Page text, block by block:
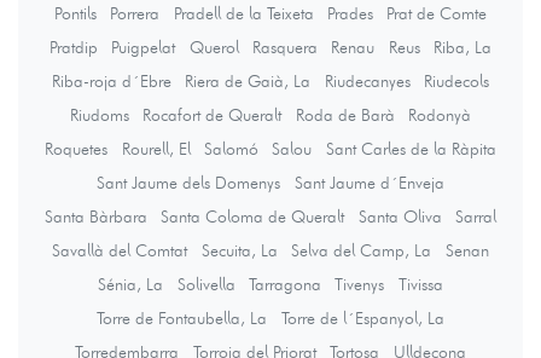
Pontils
Porrera Pradell de la Teixeta Prades
Prat de Comte
Pratdip
Puigpelat Querol Rasquera Renau Reus
Riba, La
Riba-roja d´Ebre
Riera de Gaià, La Riudecanyes
Riudecols
Riudoms
Rocafort de Queralt Roda de Barà
Rodonyà
Roquetes
Rourell, El Salomó Salou
Sant Carles de la Ràpita
Sant Jaume dels Domenys
Sant Jaume d´Enveja
Santa Bàrbara
Santa Coloma de Queralt Santa Oliva
Sarral
Savallà del Comtat
Secuita, La Selva del Camp, La
Senan
Sénia, La
Solivella Tarragona Tivenys
Tivissa
Torre de Fontaubella, La
Torre de l´Espanyol, La
Torredembarra
Torroja del Priorat Tortosa
Ulldecona